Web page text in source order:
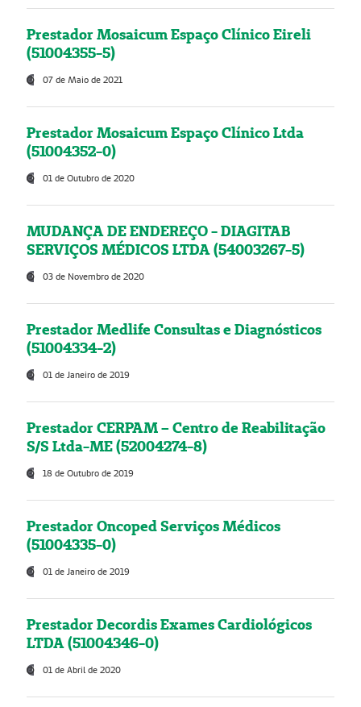
Prestador Mosaicum Espaço Clínico Eireli
(51004355-5)
07 de Maio de 2021
Prestador Mosaicum Espaço Clínico Ltda
(51004352-0)
01 de Outubro de 2020
MUDANÇA DE ENDEREÇO - DIAGITAB
SERVIÇOS MÉDICOS LTDA (54003267-5)
03 de Novembro de 2020
Prestador Medlife Consultas e Diagnósticos
(51004334-2)
01 de Janeiro de 2019
Prestador CERPAM – Centro de Reabilitação
S/S Ltda-ME (52004274-8)
18 de Outubro de 2019
Prestador Oncoped Serviços Médicos
(51004335-0)
01 de Janeiro de 2019
Prestador Decordis Exames Cardiológicos
LTDA (51004346-0)
01 de Abril de 2020